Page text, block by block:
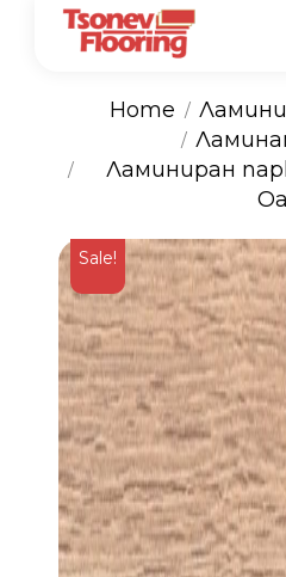
You are
Home
Ламиниран
Sale!